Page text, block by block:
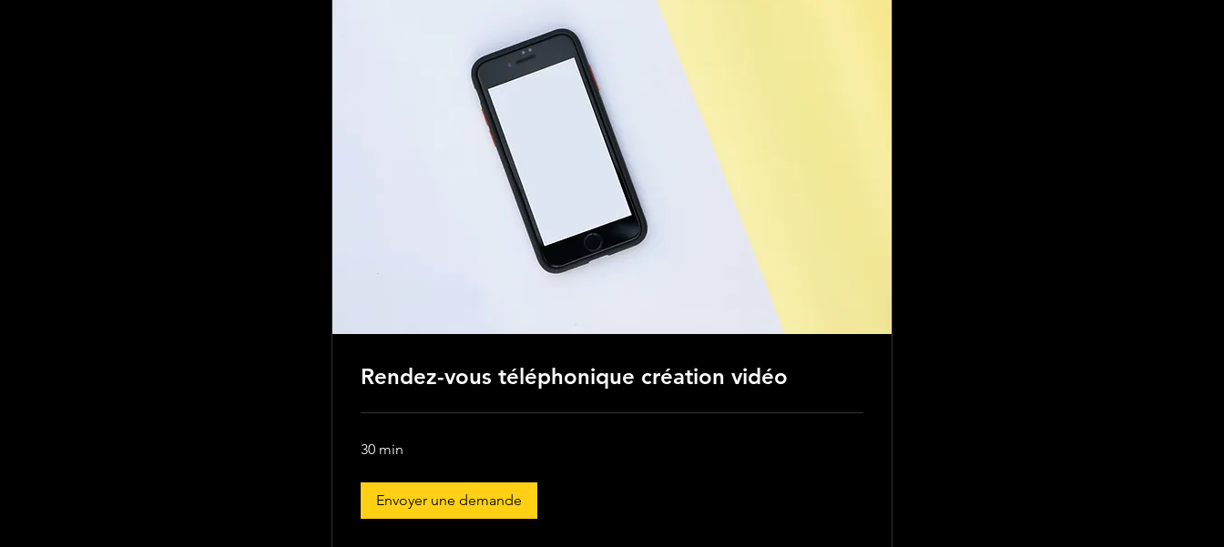
Rendez-vous téléphonique création vidéo
30 min
Envoyer une demande